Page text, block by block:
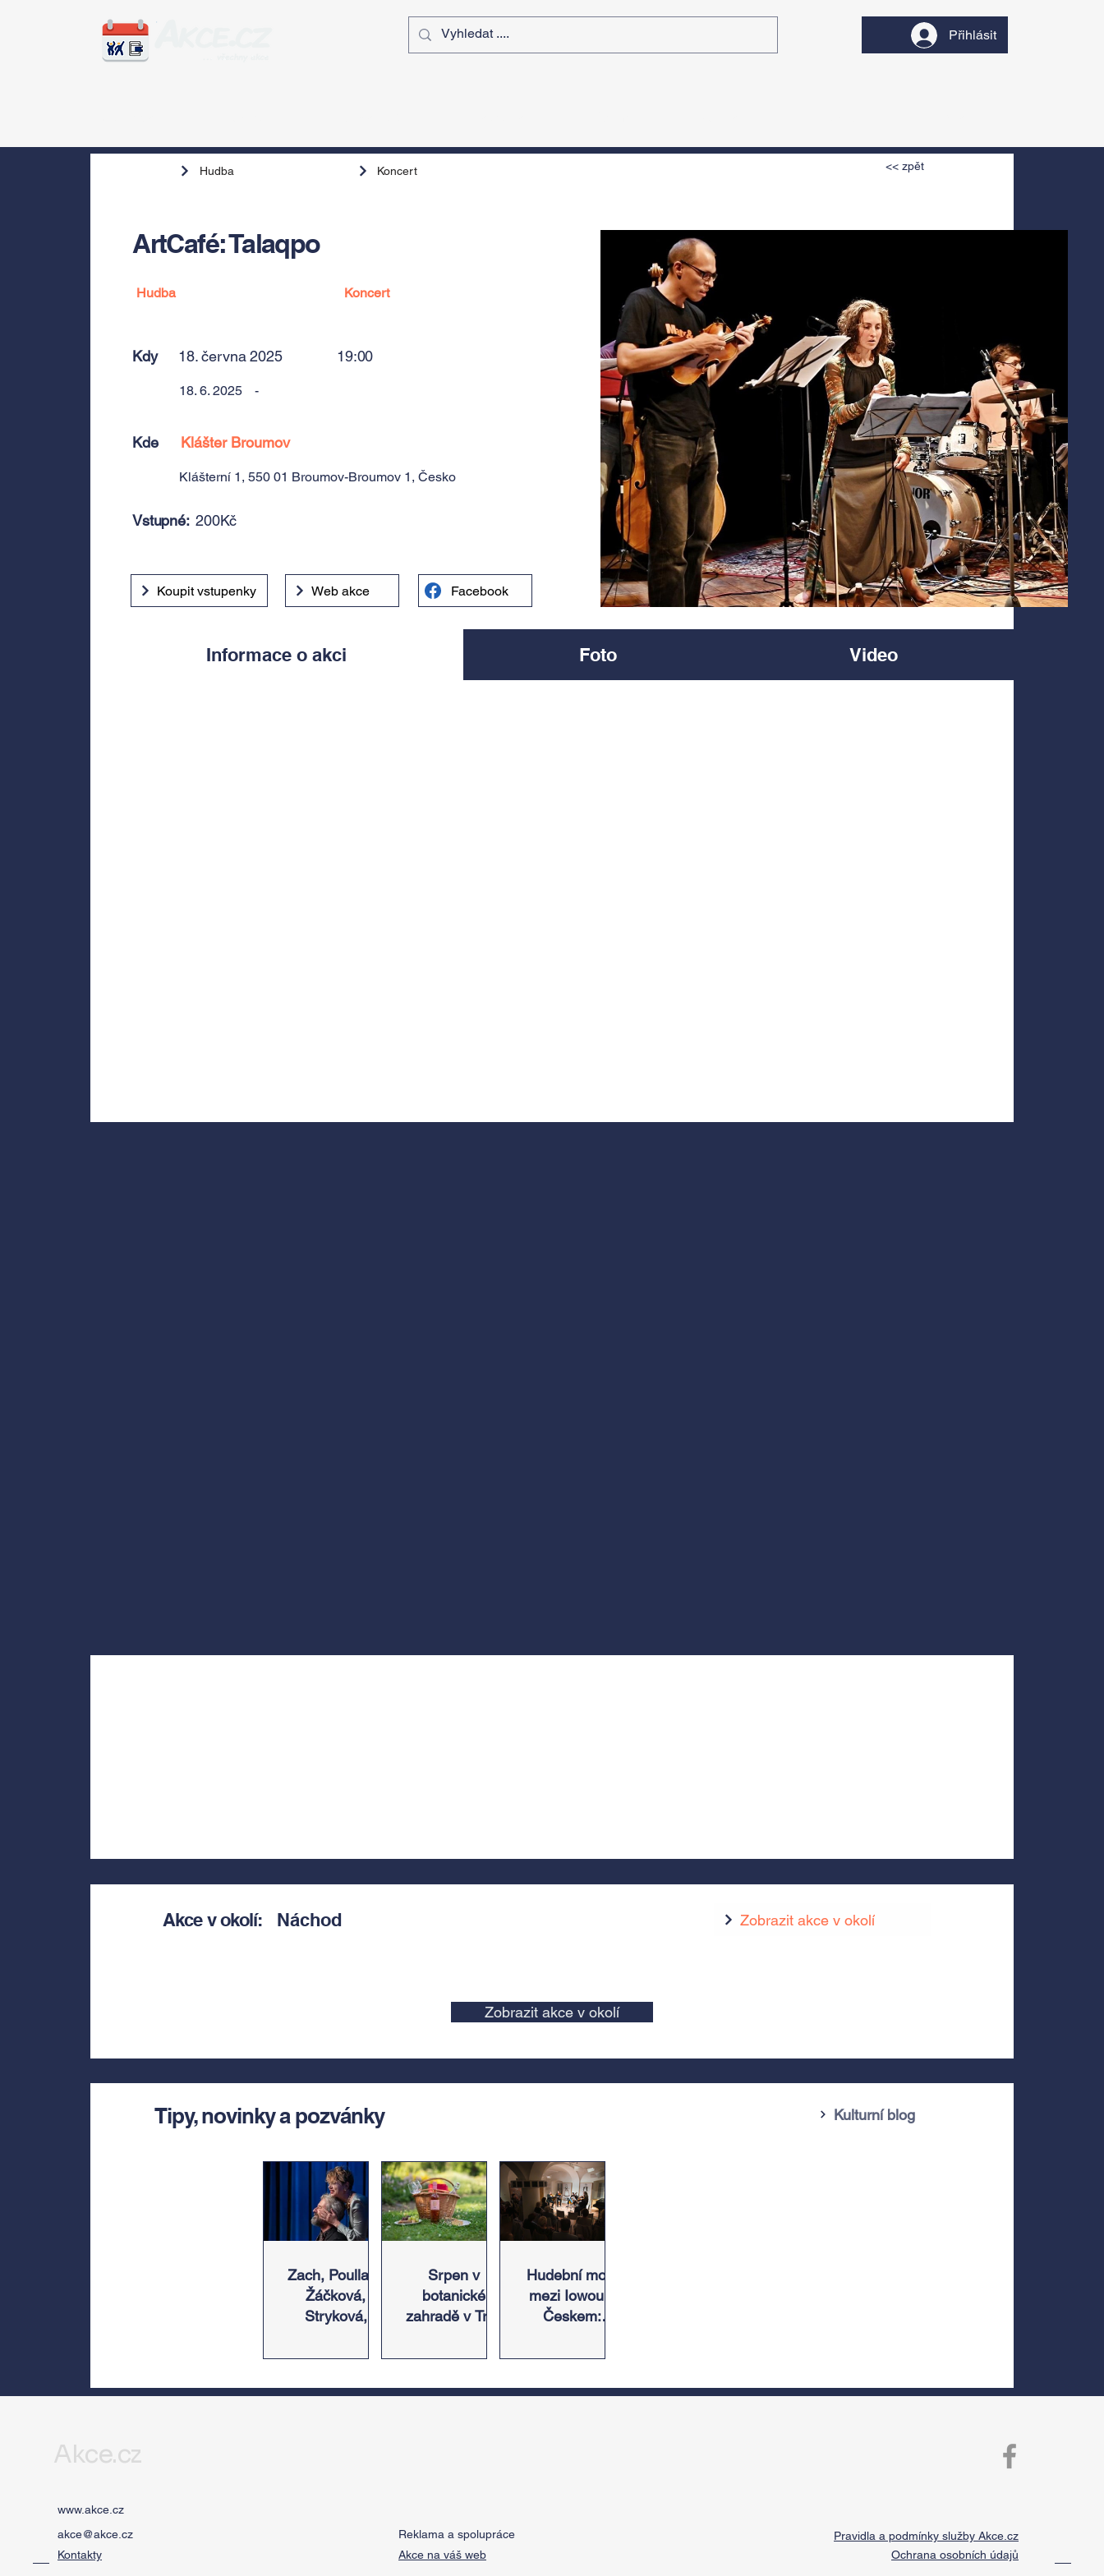
Přihlásit
Hudba Koncert << zpět
ArtCafé: Talaqpo
Hudba Koncert
Kdy 18. června 2025 19:00
18. 6. 2025 -
Kde Klášter Broumov
Klášterní 1, 550 01 Broumov-Broumov 1, Česko
Vstupné: 200Kč
Koupit vstupenky Web akce Facebook
Informace o akci Foto Video
Akce v okolí: Náchod Zobrazit akce v okolí
Zobrazit akce v okolí
Tipy, novinky a pozvánky Kulturní blog
Zach, Poullain,
Žáčková,
Stryková,
Žák se v srpnu
Divadlem Bez
Srpen v
botanické
zahradě v Troji
pravěku
světa a
Hudební most
mezi Iowou a
Českem:
Antonína
jeho rodném
Akce.cz
www.akce.cz
akce@akce.cz
Kontakty
Reklama a spolupráce
Akce na váš web
Pravidla a podmínky služby Akce.cz
Ochrana osobních údajů